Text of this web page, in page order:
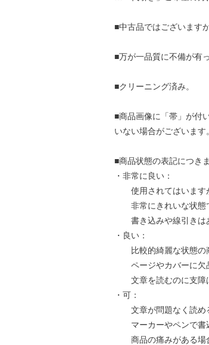
■中古品ではございます
■万が一品質に不備が有
■クリーニング済み。
■商品画像に「帯」が付
いない場合がございます。
■商品状態の表記につき
・非常に良い：
使用されてはいます
非常にきれいな状態
書き込みや線引きは
・良い：
比較的綺麗な状態の
ページやカバーに欠
文章を読むのに支障
・可：
文章が問題なく読め
マーカーやペンで書
商品の痛みがある場